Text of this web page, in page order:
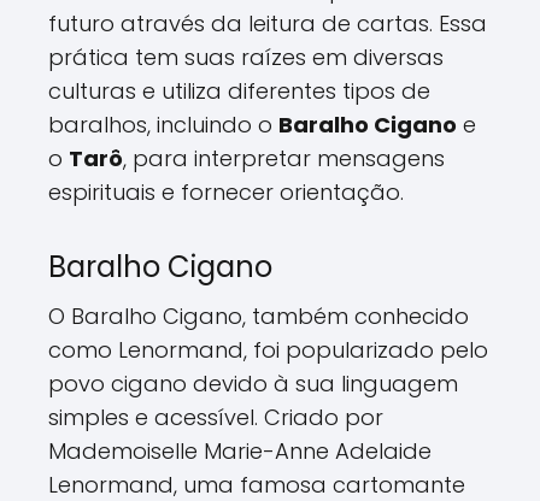
futuro através da leitura de cartas. Essa
prática tem suas raízes em diversas
culturas e utiliza diferentes tipos de
baralhos, incluindo o Baralho Cigano e
o Tarô, para interpretar mensagens
espirituais e fornecer orientação.
Baralho Cigano
O Baralho Cigano, também conhecido
como Lenormand, foi popularizado pelo
povo cigano devido à sua linguagem
simples e acessível. Criado por
Mademoiselle Marie-Anne Adelaide
Lenormand, uma famosa cartomante